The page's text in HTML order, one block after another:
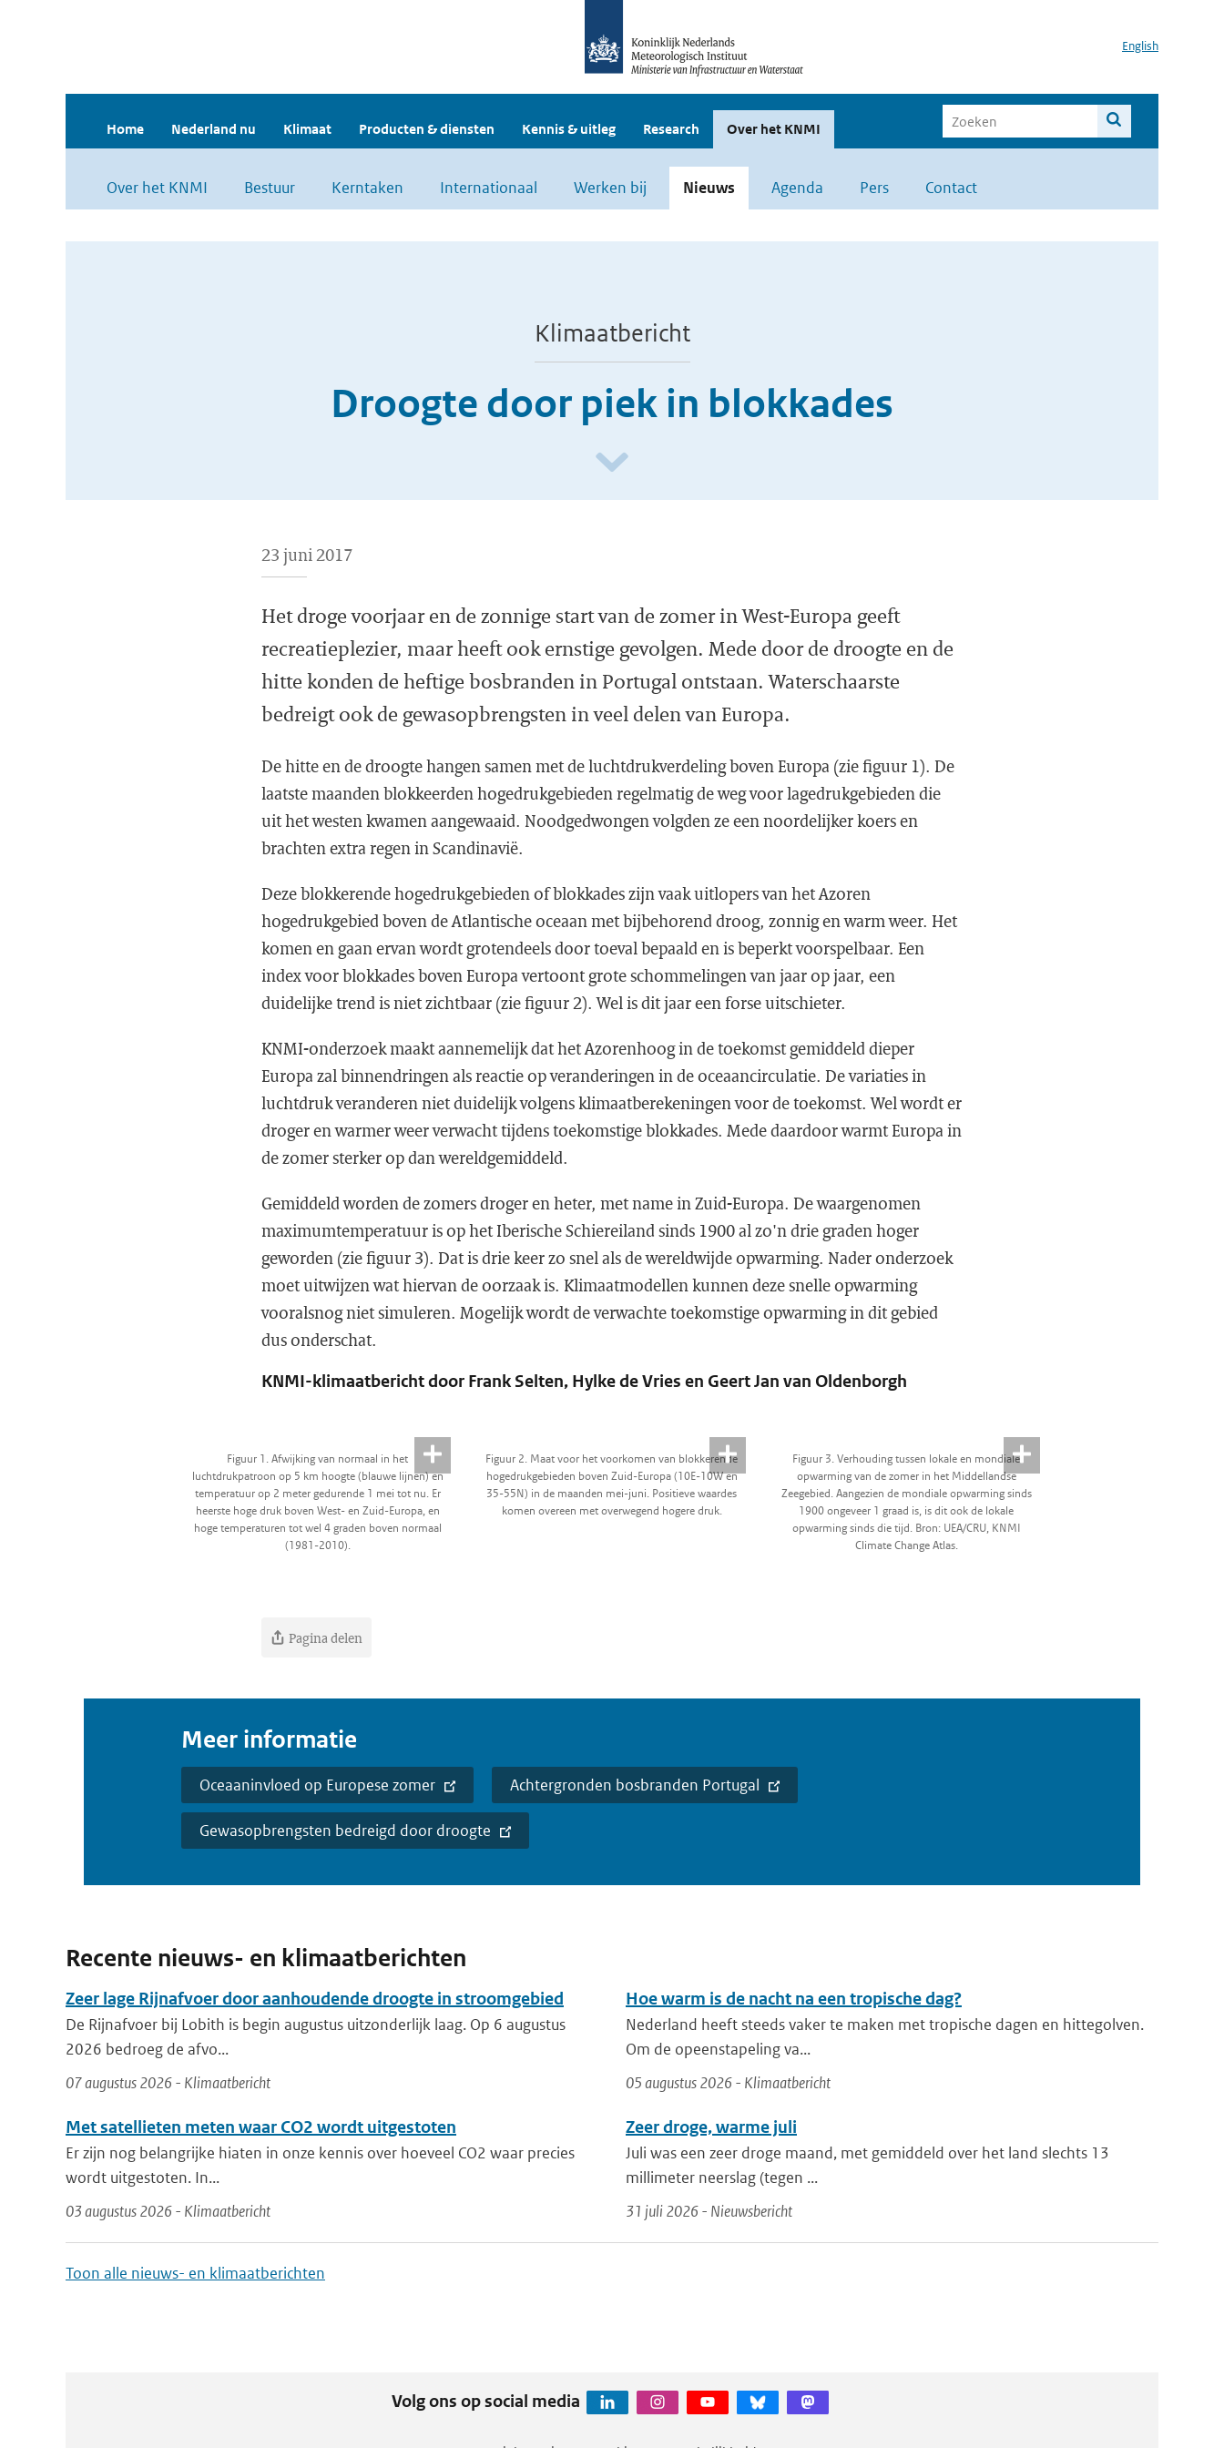
English
Home Nederland nu Klimaat Producten & diensten Kennis & uitleg Research Over het KNMI
Over het KNMI Bestuur Kerntaken Internationaal Werken bij Nieuws Agenda Pers Contact
Klimaatbericht
Droogte door piek in blokkades
23 juni 2017
Het droge voorjaar en de zonnige start van de zomer in West-Europa geeft
recreatieplezier, maar heeft ook ernstige gevolgen. Mede door de droogte en de
hitte konden de heftige bosbranden in Portugal ontstaan. Waterschaarste
bedreigt ook de gewasopbrengsten in veel delen van Europa.
De hitte en de droogte hangen samen met de luchtdrukverdeling boven Europa (zie figuur 1). De
laatste maanden blokkeerden hogedrukgebieden regelmatig de weg voor lagedrukgebieden die
uit het westen kwamen aangewaaid. Noodgedwongen volgden ze een noordelijker koers en
brachten extra regen in Scandinavië.
Deze blokkerende hogedrukgebieden of blokkades zijn vaak uitlopers van het Azoren
hogedrukgebied boven de Atlantische oceaan met bijbehorend droog, zonnig en warm weer. Het
komen en gaan ervan wordt grotendeels door toeval bepaald en is beperkt voorspelbaar. Een
index voor blokkades boven Europa vertoont grote schommelingen van jaar op jaar, een
duidelijke trend is niet zichtbaar (zie figuur 2). Wel is dit jaar een forse uitschieter.
KNMI-onderzoek maakt aannemelijk dat het Azorenhoog in de toekomst gemiddeld dieper
Europa zal binnendringen als reactie op veranderingen in de oceaancirculatie. De variaties in
luchtdruk veranderen niet duidelijk volgens klimaatberekeningen voor de toekomst. Wel wordt er
droger en warmer weer verwacht tijdens toekomstige blokkades. Mede daardoor warmt Europa in
de zomer sterker op dan wereldgemiddeld.
Gemiddeld worden de zomers droger en heter, met name in Zuid-Europa. De waargenomen
maximumtemperatuur is op het Iberische Schiereiland sinds 1900 al zo'n drie graden hoger
geworden (zie figuur 3). Dat is drie keer zo snel als de wereldwijde opwarming. Nader onderzoek
moet uitwijzen wat hiervan de oorzaak is. Klimaatmodellen kunnen deze snelle opwarming
vooralsnog niet simuleren. Mogelijk wordt de verwachte toekomstige opwarming in dit gebied
dus onderschat.
KNMI-klimaatbericht door Frank Selten, Hylke de Vries en Geert Jan van Oldenborgh
Figuur 1. Afwijking van normaal in het
luchtdrukpatroon op 5 km hoogte (blauwe lijnen) en
temperatuur op 2 meter gedurende 1 mei tot nu. Er
heerste hoge druk boven West- en Zuid-Europa, en
hoge temperaturen tot wel 4 graden boven normaal
(1981-2010).
Figuur 2. Maat voor het voorkomen van blokkerende
hogedrukgebieden boven Zuid-Europa (10E-10W en
35-55N) in de maanden mei-juni. Positieve waardes
komen overeen met overwegend hogere druk.
Figuur 3. Verhouding tussen lokale en mondiale
opwarming van de zomer in het Middellandse
Zeegebied. Aangezien de mondiale opwarming sinds
1900 ongeveer 1 graad is, is dit ook de lokale
opwarming sinds die tijd. Bron: UEA/CRU, KNMI
Climate Change Atlas.
Pagina delen
Meer informatie
Oceaaninvloed op Europese zomer Achtergronden bosbranden Portugal
Gewasopbrengsten bedreigd door droogte
Recente nieuws- en klimaatberichten
Zeer lage Rijnafvoer door aanhoudende droogte in stroomgebied
De Rijnafvoer bij Lobith is begin augustus uitzonderlijk laag. Op 6 augustus
2026 bedroeg de afvo...
07 augustus 2026 - Klimaatbericht
Hoe warm is de nacht na een tropische dag?
Nederland heeft steeds vaker te maken met tropische dagen en hittegolven.
Om de opeenstapeling va...
05 augustus 2026 - Klimaatbericht
Met satellieten meten waar CO2 wordt uitgestoten
Er zijn nog belangrijke hiaten in onze kennis over hoeveel CO2 waar precies
wordt uitgestoten. In...
03 augustus 2026 - Klimaatbericht
Zeer droge, warme juli
Juli was een zeer droge maand, met gemiddeld over het land slechts 13
millimeter neerslag (tegen ...
31 juli 2026 - Nieuwsbericht
Toon alle nieuws- en klimaatberichten
Volg ons op social media